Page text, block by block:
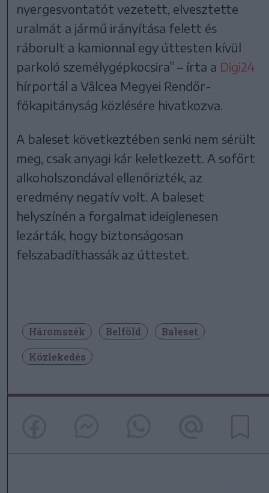
nyergesvontatót vezetett, elvesztette
uralmát a jármű irányítása felett és
ráborult a kamionnal egy úttesten kívül
parkoló személygépkocsira” – írta a Digi24
hírportál a Vâlcea Megyei Rendőr-
főkapitányság közlésére hivatkozva.
A baleset következtében senki nem sérült
meg, csak anyagi kár keletkezett. A sofőrt
alkoholszondával ellenőrizték, az
eredmény negatív volt. A baleset
helyszínén a forgalmat ideiglenesen
lezárták, hogy biztonságosan
felszabadíthassák az úttestet.
Háromszék Belföld
Baleset
Közlekedés